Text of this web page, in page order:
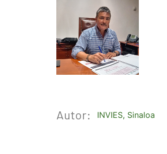
Autor: INVIES, Sinaloa